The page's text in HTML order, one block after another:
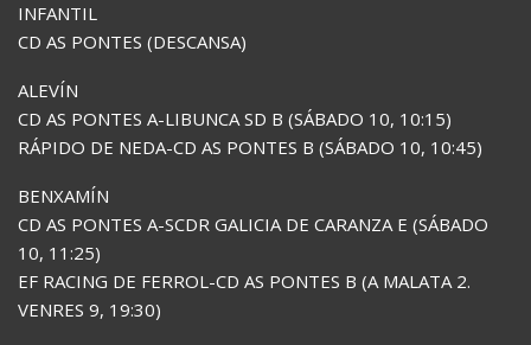
INFANTIL
CD AS PONTES (DESCANSA)
ALEVÍN
CD AS PONTES A-LIBUNCA SD B (SÁBADO 10, 10:15)
RÁPIDO DE NEDA-CD AS PONTES B (SÁBADO 10, 10:45)
BENXAMÍN
CD AS PONTES A-SCDR GALICIA DE CARANZA E (SÁBADO
10, 11:25)
EF RACING DE FERROL-CD AS PONTES B (A MALATA 2.
VENRES 9, 19:30)